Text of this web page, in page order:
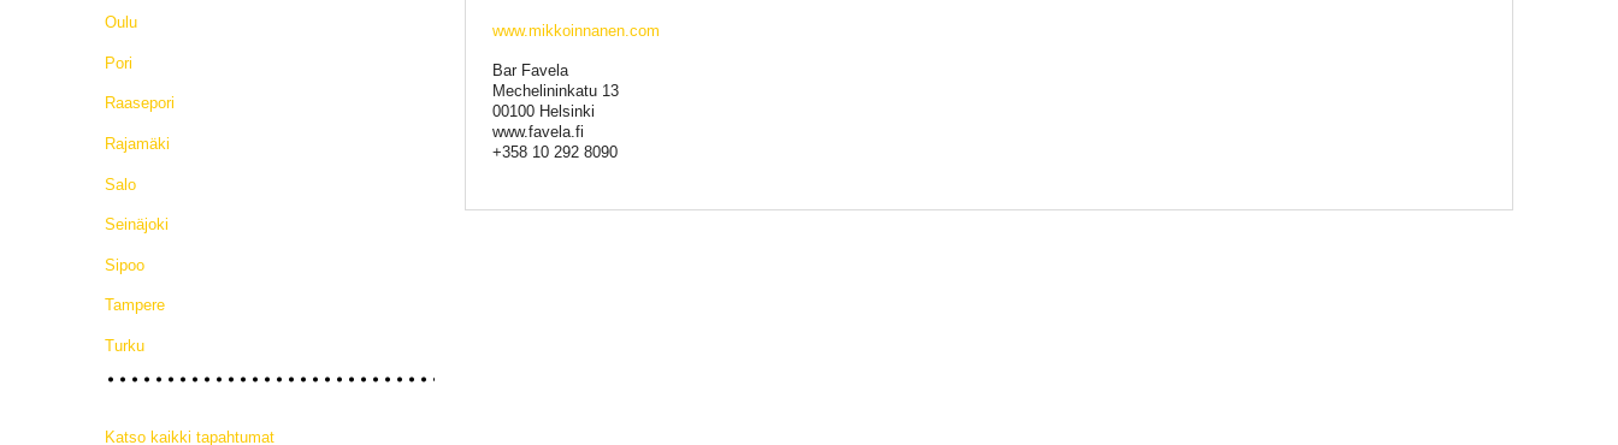
Oulu
Pori
Raasepori
Rajamäki
Salo
Seinäjoki
Sipoo
Tampere
Turku
Katso kaikki tapahtumat
www.mikkoinnanen.com
Bar Favela
Mechelininkatu 13
00100 Helsinki
www.favela.fi
+358 10 292 8090